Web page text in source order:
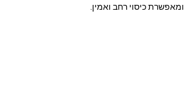
ומאפשרת כיסוי רחב ואמין.